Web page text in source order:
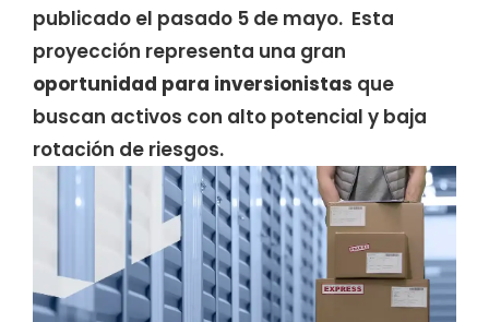
publicado el pasado 5 de mayo. Esta
proyección representa una gran
oportunidad para inversionistas que
buscan activos con alto potencial y baja
rotación de riesgos.